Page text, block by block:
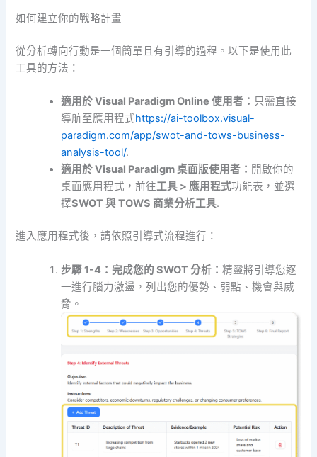
如何建立你的戰略計畫
從分析轉向行動是一個簡單且有引導的過程。以下是使用此
工具的方法：
適用於 Visual Paradigm Online 使用者： 只需直接
導航至應用程式https://ai-toolbox.visual-
paradigm.com/app/swot-and-tows-business-
analysis-tool/.
適用於 Visual Paradigm 桌面版使用者： 開啟你的
桌面應用程式，前往工具 > 應用程式功能表，並選
擇SWOT 與 TOWS 商業分析工具.
進入應用程式後，請依照引導式流程進行：
步驟 1-4：完成您的 SWOT 分析：精靈將引導您逐
一進行腦力激盪，列出您的優勢、弱點、機會與威
脅。